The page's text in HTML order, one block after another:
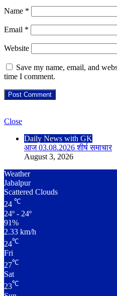
Name *
Email *
Website
Save my name, email, and
time I comment.
Close
Daily News with GK
आज 03.08.2026 शीर्ष समाचार
August 3, 2026
Weather
Jabalpur
Scattered Clouds
24 ℃
24º - 24º
91%
2.33 km/h
24℃
Fri
27℃
Sat
23℃